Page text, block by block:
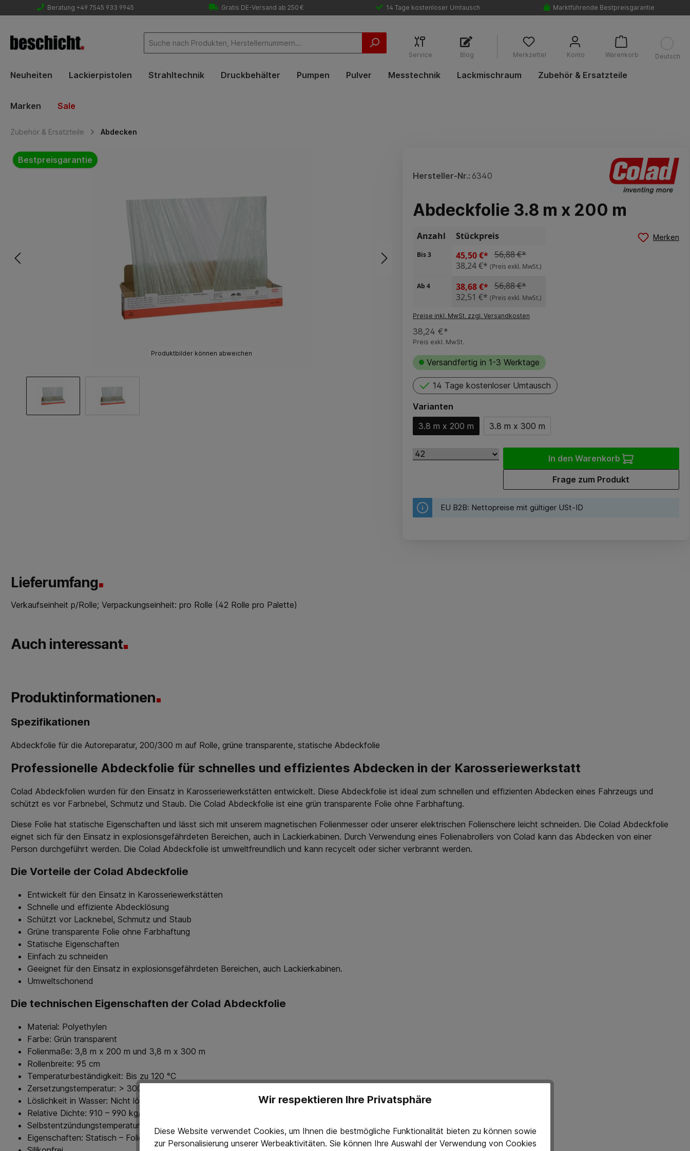
Beratung +49 7545 933 9945 Gratis DE-Versand ab 250 € 14 Tage kostenloser Umtausch Marktführende Bestpreisgarantie
Service Blog Merkzettel Konto Warenkorb Deutsch
Neuheiten Lackierpistolen Strahltechnik Druckbehälter Pumpen Pulver Messtechnik Lackmischraum Zubehör & Ersatzteile
Marken Sale
Zubehör & Ersatzteile Abdecken
Bildergalerie überspringen
Bestpreisgarantie
Produktbilder können abweichen
Hersteller-Nr.: 6340
Abdeckfolie 3.8 m x 200 m
Anzahl Stückpreis
Bis3 45,50 €* 56,88 €*
38,24 €* (Preis exkl. MwSt.)
Ab 4 38,68 €* 56,88 €*
32,51 €* (Preis exkl. MwSt.)
Merken
Preise inkl. MwSt. zzgl. Versandkosten
38,24 €*
Preis exkl. MwSt.
Versandfertig in 1-3 Werktage
14 Tage kostenloser Umtausch
Varianten
3.8 m x 200 m
3.8 m x 300 m
In den Warenkorb
Frage zum Produkt
EU B2B: Nettopreise mit gültiger USt-ID
Lieferumfang
Verkaufseinheit p/Rolle; Verpackungseinheit: pro Rolle (42 Rolle pro Palette)
Auch interessant
Produktinformationen
Spezifikationen
Abdeckfolie für die Autoreparatur, 200/300 m auf Rolle, grüne transparente, statische Abdeckfolie
Professionelle Abdeckfolie für schnelles und effizientes Abdecken in der Karosseriewerkstatt
Colad Abdeckfolien wurden für den Einsatz in Karosseriewerkstätten entwickelt. Diese Abdeckfolie ist ideal zum schnellen und effizienten Abdecken eines Fahrzeugs und
schützt es vor Farbnebel, Schmutz und Staub. Die Colad Abdeckfolie ist eine grün transparente Folie ohne Farbhaftung.
Diese Folie hat statische Eigenschaften und lässt sich mit unserem magnetischen Folienmesser oder unserer elektrischen Folienschere leicht schneiden. Die Colad Abdeckfolie
eignet sich für den Einsatz in explosionsgefährdeten Bereichen, auch in Lackierkabinen. Durch Verwendung eines Folienabrollers von Colad kann das Abdecken von einer
Person durchgeführt werden. Die Colad Abdeckfolie ist umweltfreundlich und kann recycelt oder sicher verbrannt werden.
Die Vorteile der Colad Abdeckfolie
Entwickelt für den Einsatz in Karosseriewerkstätten
Schnelle und effiziente Abdecklösung
Schützt vor Lacknebel, Schmutz und Staub
Grüne transparente Folie ohne Farbhaftung
Statische Eigenschaften
Einfach zu schneiden
Geeignet für den Einsatz in explosionsgefährdeten Bereichen, auch Lackierkabinen.
Umweltschonend
Die technischen Eigenschaften der Colad Abdeckfolie
Material: Polyethylen
Farbe: Grün transparent
Folienmaße: 3,8 m x 200 m und 3,8 m x 300 m
Rollenbreite: 95 cm
Temperaturbeständigkeit: Bis zu 120 °C
Zersetzungstemperatur: > 300 °C
Löslichkeit in Wasser: Nicht löslich
Relative Dichte: 910 – 990 kg/m3
Selbstentzündungstemperatur: > 350 °C
Eigenschaften: Statisch – Folie haftet an der Oberfläche
Wir respektieren Ihre Privatsphäre
Diese Website verwendet Cookies, um Ihnen die bestmögliche Funktionalität bieten zu können sowie
zur Personalisierung unserer Werbeaktivitäten. Sie können Ihre Auswahl der Verwendung von Cookies